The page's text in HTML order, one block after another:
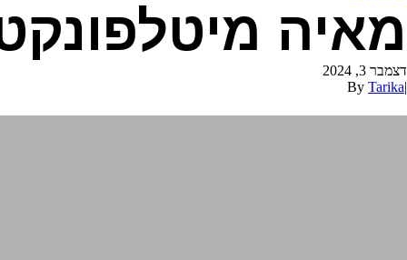
מאיה
דצמבר 3, 2024
|
By Tarika